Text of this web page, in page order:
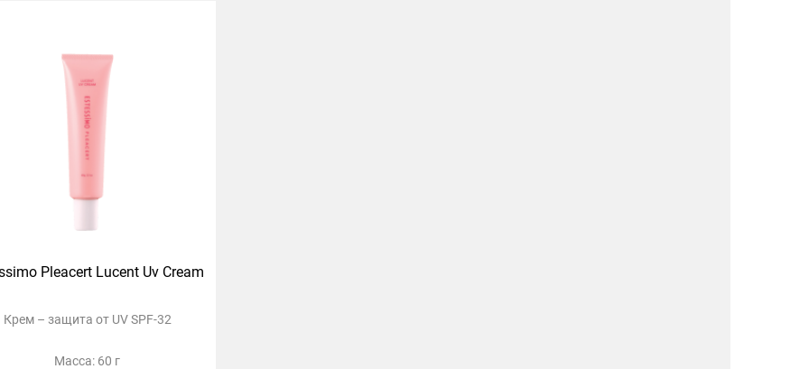
Pleacert Lucent Uv Cream
Крем – защита от UV SPF-32
Масса: 60 г